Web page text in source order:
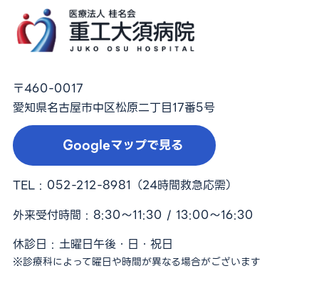
〒460-0017
愛知県名古屋市中区松原二丁目17番5号
Googleマップで見る
TEL : 052-212-8981 （24時間救急応需）
外来受付時間 : 8:30〜11:30 / 13:00〜16:30
休診日 : 土曜日午後・日・祝日
※診療科によって曜日や時間が異なる場合がございます